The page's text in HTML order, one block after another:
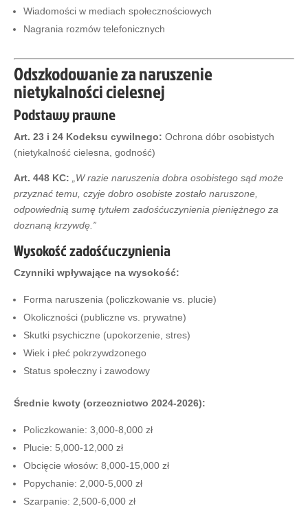
Wiadomości w mediach społecznościowych
Nagrania rozmów telefonicznych
Odszkodowanie za naruszenie
nietykalności cielesnej
Podstawy prawne
Art. 23 i 24 Kodeksu cywilnego: Ochrona dóbr osobistych
(nietykalność cielesna, godność)
Art. 448 KC:
„W razie naruszenia dobra osobistego sąd może
przyznać temu, czyje dobro osobiste zostało naruszone,
odpowiednią sumę tytułem zadośćuczynienia pieniężnego za
doznaną krzywdę.”
Wysokość zadośćuczynienia
Czynniki wpływające na wysokość:
Forma naruszenia (policzkowanie vs. plucie)
Okoliczności (publiczne vs. prywatne)
Skutki psychiczne (upokorzenie, stres)
Wiek i płeć pokrzywdzonego
Status społeczny i zawodowy
Średnie kwoty (orzecznictwo 2024-2026):
Policzkowanie: 3,000-8,000 zł
Plucie: 5,000-12,000 zł
Obcięcie włosów: 8,000-15,000 zł
Popychanie: 2,000-5,000 zł
Szarpanie: 2,500-6,000 zł